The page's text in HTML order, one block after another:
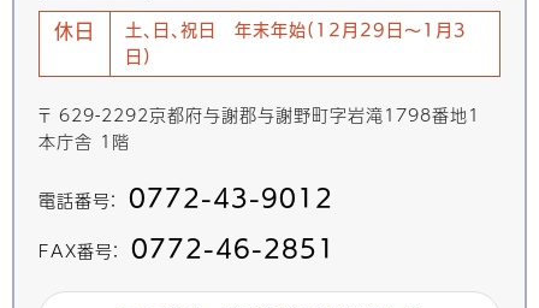
休日
土、日、祝日 年末年始(12月29日～1月3
日)
〒 629-2292京都府与謝郡与謝野町字岩滝1798番地1
本庁舎 1階
電話番号： 0772-43-9012
FAX番号： 0772-46-2851